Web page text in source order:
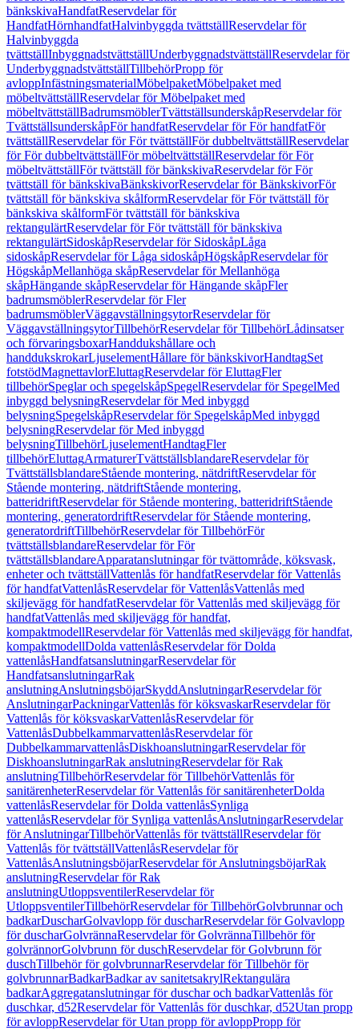
bänkskivaHandfatReservdelar för
HandfatHörnhandfatHalvinbyggda tvättställReservdelar för
Halvinbyggda
tvättställInbyggnadstvättställUnderbyggnadstvättställReservdelar för
UnderbyggnadstvättställTillbehörPropp för
avloppInfästningsmaterialMöbelpaketMöbelpaket med
möbeltvättställReservdelar för Möbelpaket med
möbeltvättställBadrumsmöblerTvättställsunderskåpReservdelar för
TvättställsunderskåpFör handfatReservdelar för För handfatFör
tvättställReservdelar för För tvättställFör dubbeltvättställReservdelar
för För dubbeltvättställFör möbeltvättställReservdelar för För
möbeltvättställFör tvättställ för bänkskivaReservdelar för För
tvättställ för bänkskivaBänkskivorReservdelar för BänkskivorFör
tvättställ för bänkskiva skålformReservdelar för För tvättställ för
bänkskiva skålformFör tvättställ för bänkskiva
rektangulärtReservdelar för För tvättställ för bänkskiva
rektangulärtSidoskåpReservdelar för SidoskåpLåga
sidoskåpReservdelar för Låga sidoskåpHögskåpReservdelar för
HögskåpMellanhöga skåpReservdelar för Mellanhöga
skåpHängande skåpReservdelar för Hängande skåpFler
badrumsmöblerReservdelar för Fler
badrumsmöblerVäggavställningsytorReservdelar för
VäggavställningsytorTillbehörReservdelar för TillbehörLådinsatser
och förvaringsboxarHanddukshållare och
handdukskrokarLjuselementHållare för bänkskivorHandtagSet
fotstödMagnettavlorEluttagReservdelar för EluttagFler
tillbehörSpeglar och spegelskåpSpegelReservdelar för SpegelMed
inbyggd belysningReservdelar för Med inbyggd
belysningSpegelskåpReservdelar för SpegelskåpMed inbyggd
belysningReservdelar för Med inbyggd
belysningTillbehörLjuselementHandtagFler
tillbehörEluttagArmaturerTvättställsblandareReservdelar för
TvättställsblandareStående montering, nätdriftReservdelar för
Stående montering, nätdriftStående montering,
batteridriftReservdelar för Stående montering, batteridriftStående
montering, generatordriftReservdelar för Stående montering,
generatordriftTillbehörReservdelar för TillbehörFör
tvättställsblandareReservdelar för För
tvättställsblandareApparatanslutningar för tvättområde, köksvask,
enheter och tvättställVattenlås för handfatReservdelar för Vattenlås
för handfatVattenlåsReservdelar för VattenlåsVattenlås med
skiljevägg för handfatReservdelar för Vattenlås med skiljevägg för
handfatVattenlås med skiljevägg för handfat,
kompaktmodellReservdelar för Vattenlås med skiljevägg för handfat,
kompaktmodellDolda vattenlåsReservdelar för Dolda
vattenlåsHandfatsanslutningarReservdelar för
HandfatsanslutningarRak
anslutningAnslutningsböjarSkyddAnslutningarReservdelar för
AnslutningarPackningarVattenlås för köksvaskarReservdelar för
Vattenlås för köksvaskarVattenlåsReservdelar för
VattenlåsDubbelkammarvattenlåsReservdelar för
DubbelkammarvattenlåsDiskhoanslutningarReservdelar för
DiskhoanslutningarRak anslutningReservdelar för Rak
anslutningTillbehörReservdelar för TillbehörVattenlås för
sanitärenheterReservdelar för Vattenlås för sanitärenheterDolda
vattenlåsReservdelar för Dolda vattenlåsSynliga
vattenlåsReservdelar för Synliga vattenlåsAnslutningarReservdelar
för AnslutningarTillbehörVattenlås för tvättställReservdelar för
Vattenlås för tvättställVattenlåsReservdelar för
VattenlåsAnslutningsböjarReservdelar för AnslutningsböjarRak
anslutningReservdelar för Rak
anslutningUtloppsventilerReservdelar för
UtloppsventilerTillbehörReservdelar för TillbehörGolvbrunnar och
badkarDuscharGolvavlopp för duscharReservdelar för Golvavlopp
för duscharGolvrännaReservdelar för GolvrännaTillbehör för
golvrännorGolvbrunn för duschReservdelar för Golvbrunn för
duschTillbehör för golvbrunnarReservdelar för Tillbehör för
golvbrunnarBadkarBadkar av sanitetsakrylRektangulära
badkarAggregatanslutningar för duschar och badkarVattenlås för
duschkar, d52Reservdelar för Vattenlås för duschkar, d52Utan propp
för avloppReservdelar för Utan propp för avloppPropp för